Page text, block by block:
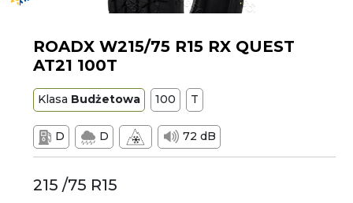
ROADX W215/75 R15 RX QUEST
AT21 100T
Klasa Budżetowa 100 T
D D 72 dB
215 /75 R15